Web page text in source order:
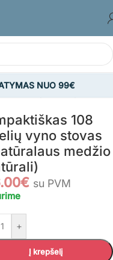
NUO 99€
baldai/ Vyno lentynos
108
vyno stovas
medžio
€ su PVM
+
Į krepšelį